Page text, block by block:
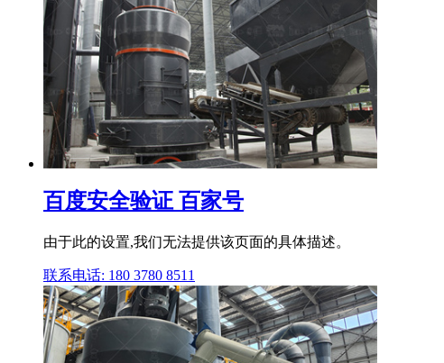
百度安全验证 百家号
由于此的设置,我们无法提供该页面的具体描述。
联系电话: 180 3780 8511